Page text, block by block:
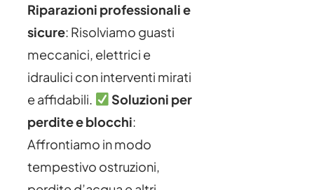
Riparazioni professionali e
sicure: Risolviamo guasti
meccanici, elettrici e
idraulici con interventi mirati
e affidabili.
Soluzioni per
perdite e blocchi:
Affrontiamo in modo
tempestivo ostruzioni,